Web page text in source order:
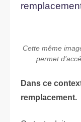
Cette même
permet
Dans ce
remplacement.